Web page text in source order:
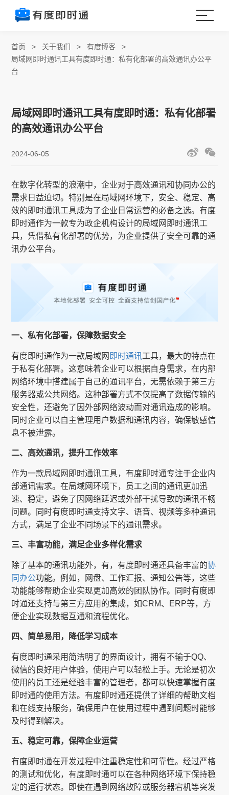
首页 > 关于我们 >有度博客 >
局域网即时通讯工具有度即时通：私有化部署的高效通讯办公平
台
局域网即时通讯工具有度即时通：私有化部署
的高效通讯办公平台
2024-06-05
在数字化转型的浪潮中，企业对于高效通讯和协同办公的
需求日益迫切。特别是在局域网环境下，安全、稳定、高
效的即时通讯工具成为了企业日常运营的必备之选。有度
即时通作为一款专为政企机构设计的局域网即时通讯工
具，凭借私有化部署的优势，为企业提供了安全可靠的通
讯办公平台。
一、私有化部署，保障数据安全
有度即时通作为一款局域网 即时通讯工具，最大的特点在
于私有化部署。这意味着企业可以根据自身需求，在内部
网络环境中搭建属于自己的通讯平台，无需依赖于第三方
服务器或公共网络。这种部署方式不仅提高了数据传输的
安全性，还避免了因外部网络波动而对通讯造成的影响。
同时企业可以自主管理用户数据和通讯内容，确保敏感信
息不被泄露。
二、高效通讯，提升工作效率
作为一款局域网即时通讯工具，有度即时通专注于企业内
部通讯需求。在局域网环境下，员工之间的通讯更加迅
速、稳定，避免了因网络延迟或外部干扰导致的通讯不畅
问题。同时有度即时通支持文字、语音、视频等多种通讯
方式，满足了企业不同场景下的通讯需求。
三、丰富功能，满足企业多样化需求
除了基本的通讯功能外，有，有度即时通还具备丰富的协
同办公功能。例如，网盘、工作汇报、通知公告等，这些
功能能够帮助企业实现更加高效的团队协作。同时有度即
时通还支持与第三方应用的集成，如CRM、ERP等，方
便企业实现数据互通和流程优化。
四、简单易用，降低学习成本
有度即时通采用简洁明了的界面设计，拥有不输于QQ、
微信的良好用户体验，使用户可以轻松上手。无论是初次
使用的员工还是经验丰富的管理者，都可以快速掌握有度
即时通的使用方法。有度即时通还提供了详细的帮助文档
和在线支持服务，确保用户在使用过程中遇到问题时能够
及时得到解决。
五、稳定可靠，保障企业运营
有度即时通在开发过程中注重稳定性和可靠性。经过严格
的测试和优化，有度即时通可以在各种网络环境下保持稳
定的运行状态。即使在遇到网络故障或服务器宕机等突发